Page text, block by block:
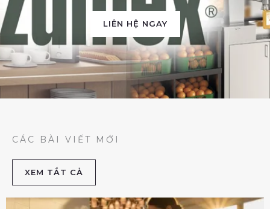
LIÊN HỆ NGAY
CÁC BÀI VIẾT MỚI
XEM TẮT CẢ